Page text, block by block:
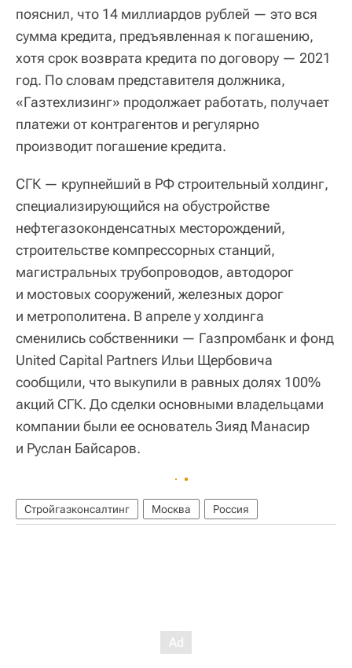
пояснил, что 14 миллиардов рублей — это вся
сумма кредита, предъявленная к погашению,
хотя срок возврата кредита по договору — 2021
год. По словам представителя должника,
«Газтехлизинг» продолжает работать, получает
платежи от контрагентов и регулярно
производит погашение кредита.
СГК — крупнейший в РФ строительный холдинг,
специализирующийся на обустройстве
нефтегазоконденсатных месторождений,
строительстве компрессорных станций,
магистральных трубопроводов, автодорог
и мостовых сооружений, железных дорог
и метрополитена. В апреле у холдинга
сменились собственники — Газпромбанк и фонд
United Capital Partners Ильи Щербовича
сообщили, что выкупили в равных долях 100%
акций СГК. До сделки основными владельцами
компании были ее основатель Зияд Манасир
и Руслан Байсаров.
Стройгазконсалтинг Москва Россия